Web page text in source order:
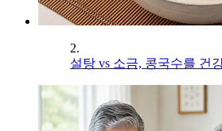
2.
설탕 vs 소금, 콩국수를 건